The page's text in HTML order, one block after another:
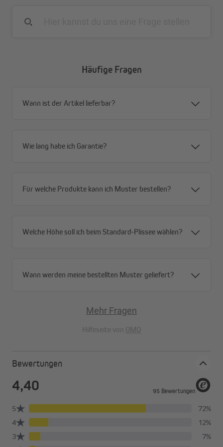
Mit den ergonomischen Bediengriffen lässt sich das
Pflegeleicht
Durchdachtes Design
Häufige Fragen
Wann ist der Artikel lieferbar?
Wie lang habe ich Garantie?
Für welche Produkte kann ich Muster bestellen?
Welche Höhe soll ich beim Standard-Plissee wählen?
Wann werden meine bestellten Muster geliefert?
Mehr Fragen
Hilfeseite von OMQ
Bewertungen